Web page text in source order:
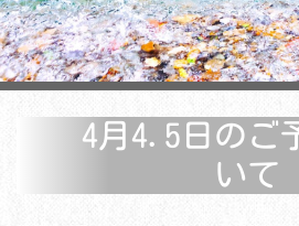
4月4.5日のご
いて